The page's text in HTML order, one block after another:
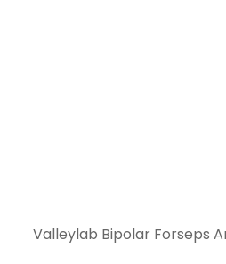
Valleylab Bipolar Forseps